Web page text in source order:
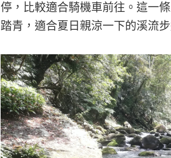
停，比較適合騎機車前往。這一
踏青，適合夏日親涼一下的溪流